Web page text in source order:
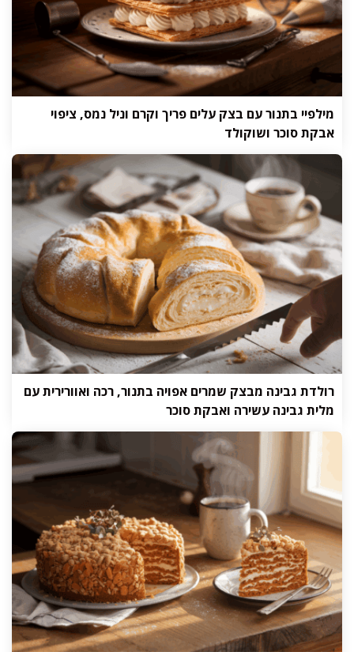
מילפיי בתנור עם בצק עלים פריך וקרם וניל נמס, ציפוי
אבקת סוכר ושוקולד
רולדת גבינה מבצק שמרים אפויה בתנור, רכה ואוורירית עם
מלית גבינה עשירה ואבקת סוכר